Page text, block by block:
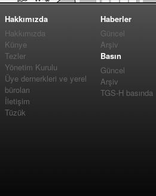
Hakkımızda
Hakkımızda
Künye
Tezler
Yönetim Kurulu
Üye dernerkleri ve yerel
büroları
İletişim
Tüzük
Haberler
Güncel
Arşiv
Basın
Güncel
Arşiv
TGS-H basında